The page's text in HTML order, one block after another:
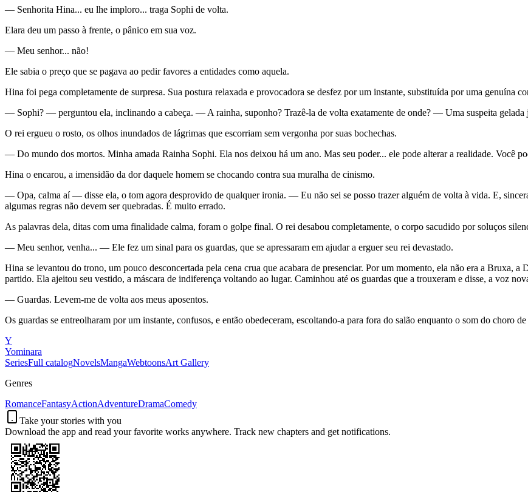
— Senhorita Hina... eu lhe imploro... traga Sophi de volta.
Elara deu um passo à frente, o pânico em sua voz.
— Meu senhor... não!
Ele sabia o preço que se pagava ao pedir favores a entidades como aquela.
Hina foi pega completamente de surpresa. Sua postura relaxada e provocadora se desfez por um instante, substituída por uma genuína
— Sophi? — perguntou ela, inclinando a cabeça. — A rainha, suponho? Trazê-la de volta exatamente de onde? — Uma suspeita gelada
O rei ergueu o rosto, os olhos inundados de lágrimas que escorriam sem vergonha por suas bochechas.
— Do mundo dos mortos. Minha amada Rainha Sophi. Ela nos deixou há um ano. Mas seu poder... ele pode alterar a realidade. Você
Hina o encarou, a imensidão da dor daquele homem se chocando contra sua muralha de cinismo.
— Opa, calma aí — disse ela, o tom agora desprovido de qualquer ironia. — Eu não sei se posso trazer alguém de volta à vida. E,
algumas regras não devem ser quebradas. É muito errado.
As palavras dela, ditas com uma finalidade calma, foram o golpe final. O rei desabou completamente, o corpo sacudido por soluços
— Meu senhor, venha... — Ele fez um sinal para os guardas, que se apressaram em ajudar a erguer seu rei devastado.
Hina se levantou do trono, um pouco desconcertada pela cena crua que acabara de presenciar. Por um momento, ela não era a Bruxa,
partido. Ela ajeitou seu vestido, a máscara de indiferença voltando ao lugar. Caminhou até os guardas que a trouxeram e disse, a voz
— Guardas. Levem-me de volta aos meus aposentos.
Os guardas se entreolharam por um instante, confusos, e então obedeceram, escoltando-a para fora do salão enquanto o som do choro
Y
Yominara
SeriesFull catalogNovelsMangaWebtoonsArt Gallery
Genres
RomanceFantasyActionAdventureDramaComedy
Take your stories with you
Download the app and read your favorite works anywhere. Track new chapters and get notifications.